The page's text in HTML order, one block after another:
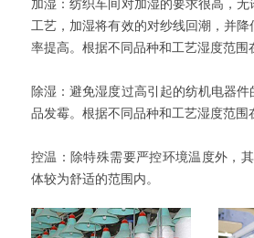
加湿：纺织车间对加湿的要求很高，
工艺，加湿将有效的对纱线回潮，并
率提高。根据不同品种和工艺湿度范围
除湿：避免湿度过高引起的纺机电器
品发霉。根据不同品种和工艺湿度范围
控温：除特殊需要严控环境温度外，
体较为舒适的范围内。